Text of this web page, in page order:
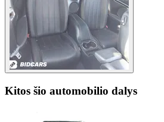
Kitos šio automobilio dalys